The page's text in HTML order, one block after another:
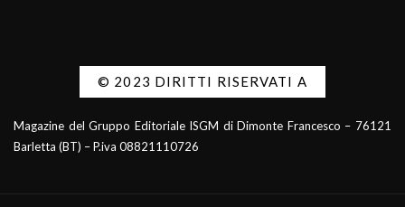
© 2023 DIRITTI RISERVATI A
Magazine del Gruppo Editoriale ISGM di Dimonte Francesco – 76121
Barletta (BT) – P.iva 08821110726